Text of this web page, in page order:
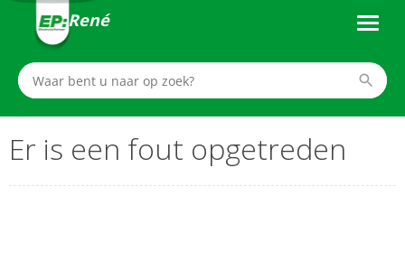
René
Er is een fout opgetreden